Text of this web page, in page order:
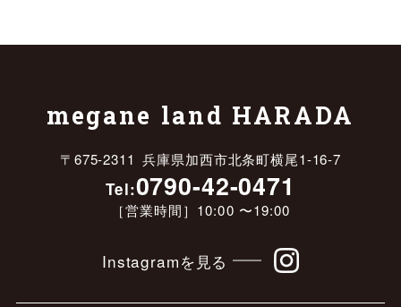
megane land HARADA
〒675-2311 兵庫県加西市北条町横尾1-16-7
Tel:0790-42-0471
［営業時間］10:00 〜19:00
Instagramを見る